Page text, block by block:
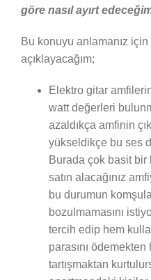
göre nasıl ayırt
Bu konuyu anlamanız
açıklayacağım;
Elektro gitar
watt değerleri
azaldıkça amfinin
yükseldikçe bu ses
Burada çok basit
satın alacağınız
bu durumun
bozulmamasını
tercih edip hem
parasını ödemekten
tartışmaktan